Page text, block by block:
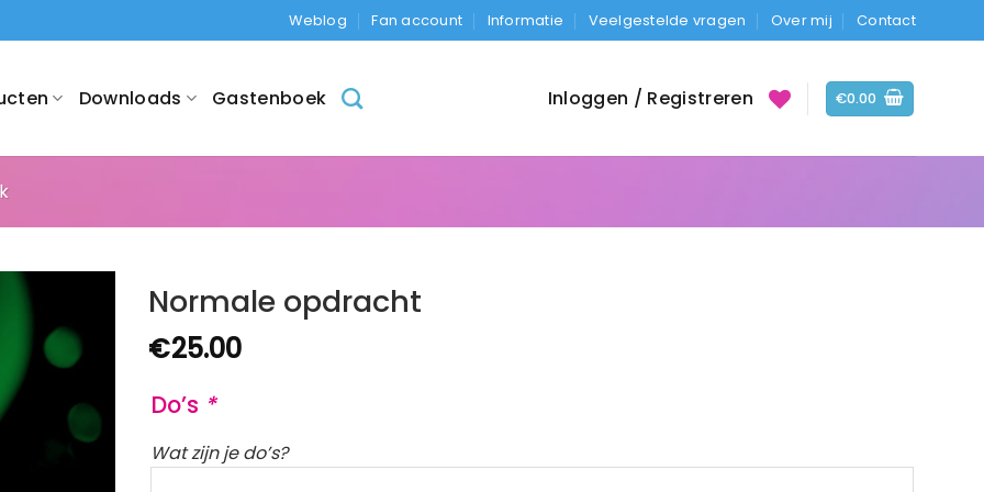
Weblog Fan account Informatie Veelgestelde vragen Over mij Contact
Downloads Gastenboek Inloggen / Registreren €0.00
Normale opdracht
€25.00
Do’s *
Wat zijn je do’s?